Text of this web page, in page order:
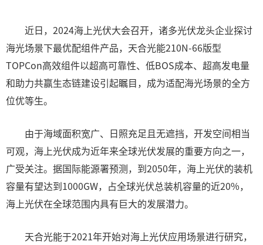
近日，2024海上光伏大会召开，诸多光伏龙头企业探讨
海光场景下最优配组件产品，天合光能210N-66版型
TOPCon高效组件以超高可靠性、低BOS成本、超高发电量
和助力共赢生态链建设引起瞩目，成为适配海光场景的全方
位优等生。
由于海域面积宽广、日照充足且无遮挡，开发空间相当
可观，海上光伏成为近年来全球光伏发展的重要方向之一，
广受关注。据国际能源署预测，到2050年，海上光伏的装机
容量有望达到1000GW，占全球光伏总装机容量的近20%，
海上光伏在全球范围内具有巨大的发展潜力。
天合光能于2021年开始对海上光伏应用场景进行研究，